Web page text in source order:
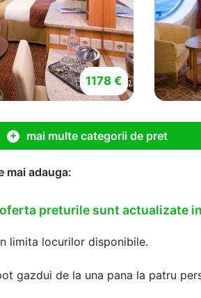
1178 €
mai multe categorii de pret
mai adauga:
preturile sunt actualizate
limita locurilor disponibile.
gazdui de la una pana la patru